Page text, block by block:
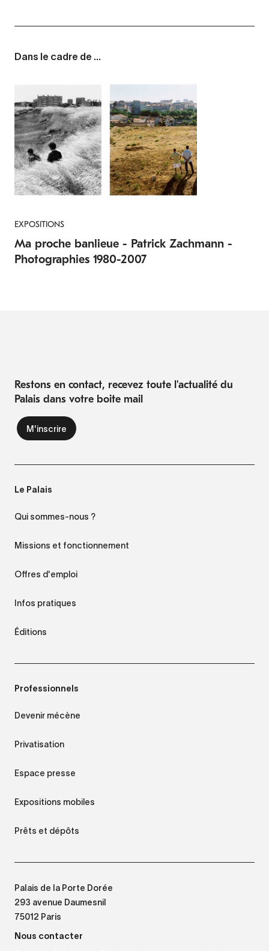
Dans le cadre de ...
EXPOSITIONS
Ma proche banlieue - Patrick Zachmann -
Photographies 1980-2007
Restons en contact, recevez toute l'actualité du
Palais dans votre boite mail
Le Palais
Qui sommes-nous ?
Missions et fonctionnement
Offres d'emploi
Infos pratiques
Éditions
Professionnels
Devenir mécène
Privatisation
Espace presse
Expositions mobiles
Prêts et dépôts
Palais de la Porte Dorée
293 avenue Daumesnil
75012 Paris
Nous contacter